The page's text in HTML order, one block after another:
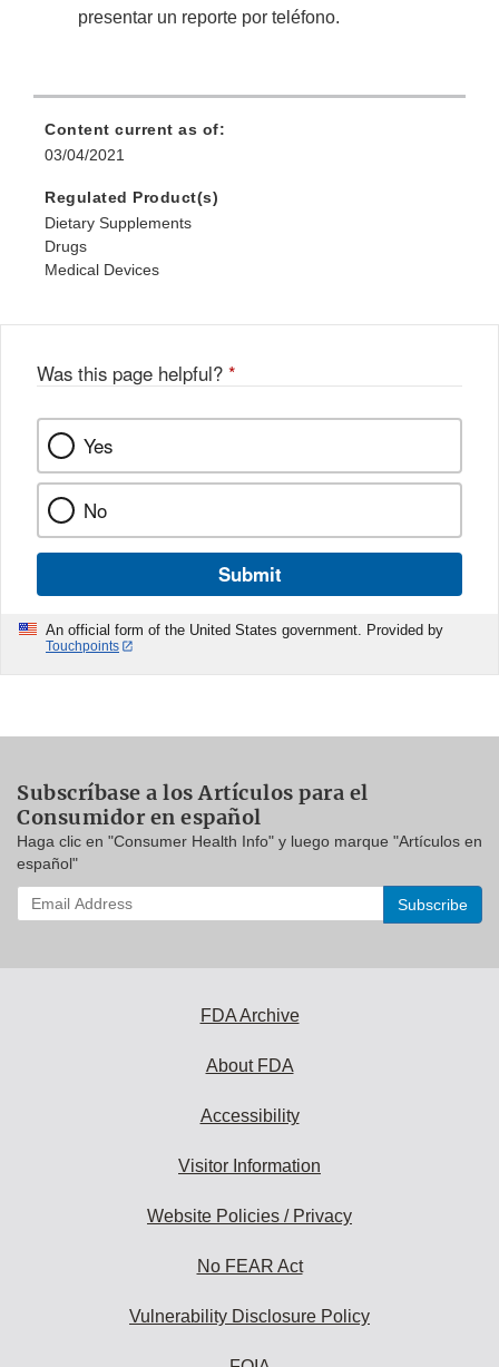
presentar un reporte por teléfono.
Content current as of:
03/04/2021
Regulated Product(s)
Dietary Supplements
Drugs
Medical Devices
Was this page helpful? *
Yes
No
Submit
An official form of the United States government. Provided by
Touchpoints
Subscríbase a los Artículos para el
Consumidor en español
Haga clic en "Consumer Health Info" y luego marque "Artículos en
español"
Enter
your
FDA Archive
About FDA
Accessibility
Visitor Information
Website Policies / Privacy
No FEAR Act
Vulnerability Disclosure Policy